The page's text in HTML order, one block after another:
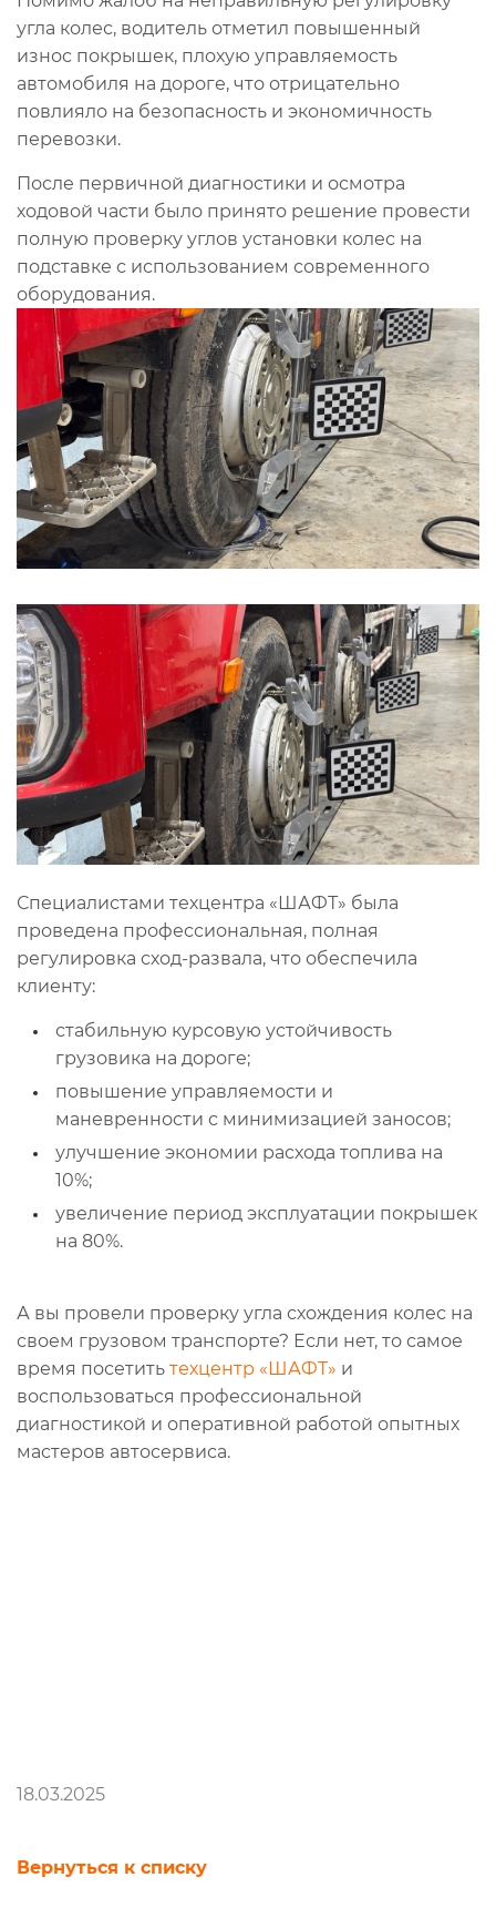
угла колес, водитель отметил повышенный
износ покрышек, плохую управляемость
автомобиля на дороге, что отрицательно
повлияло на безопасность и экономичность
перевозки.
После первичной диагностики и осмотра
ходовой части было принято решение провести
полную проверку углов установки колес на
подставке с использованием современного
оборудования.
Специалистами техцентра «ШАФТ» была
проведена профессиональная, полная
регулировка сход-развала, что обеспечила
клиенту:
стабильную курсовую устойчивость
грузовика на дороге;
повышение управляемости и
маневренности с минимизацией заносов;
улучшение экономии расхода топлива на
10%;
увеличение период эксплуатации покрышек
на 80%.
А вы провели проверку угла схождения колес на
своем грузовом транспорте? Если нет, то самое
время посетить техцентр «ШАФТ» и
воспользоваться профессиональной
диагностикой и оперативной работой опытных
мастеров автосервиса.
18.03.2025
Вернуться к списку